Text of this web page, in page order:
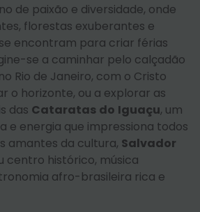
de paixão e diversidade, onde
florestas exuberantes e
encontram para criar férias
se a caminhar pelo calçadão
no Rio de Janeiro, com o Cristo
o horizonte, ou a explorar as
das Cataratas do Iguaçu, um
e energia que impressiona todos
amantes da cultura, Salvador
centro histórico, música
afro-brasileira rica e